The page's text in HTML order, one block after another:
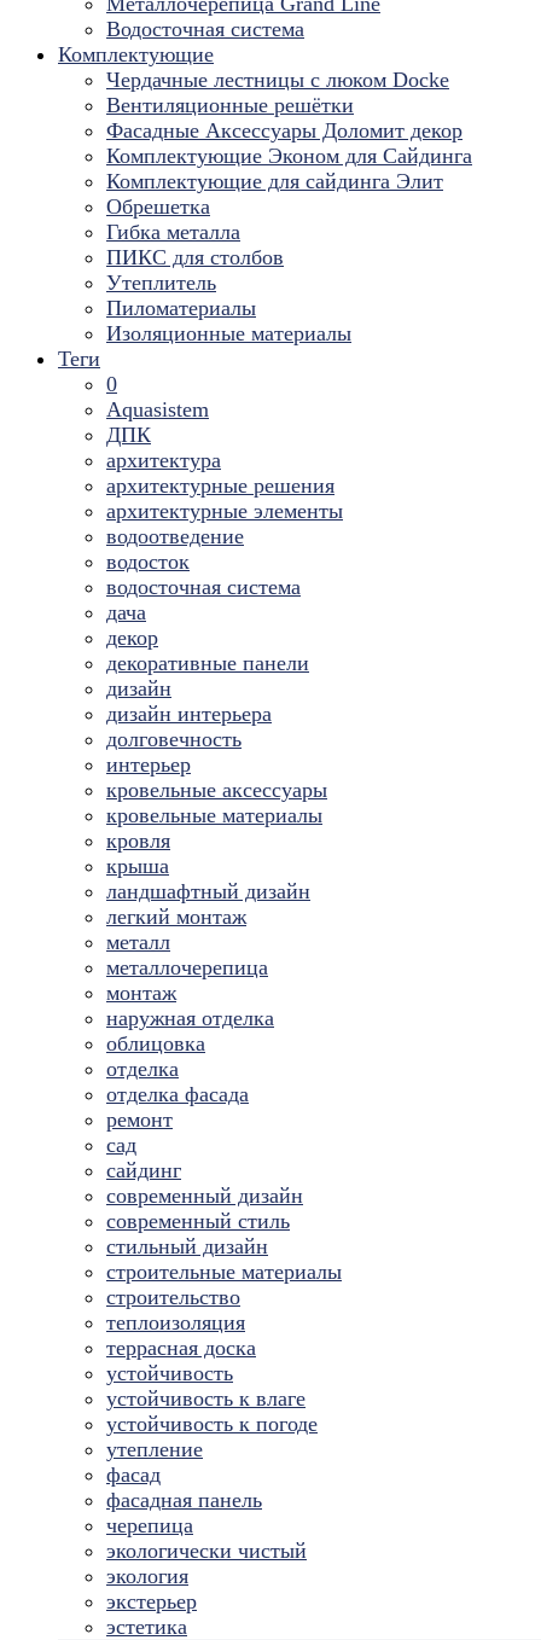
Водосточная система
Комплектующие
Чердачные лестницы с люком Docke
Вентиляционные решётки
Фасадные Аксессуары Доломит декор
Комплектующие Эконом для Сайдинга
Комплектующие для cайдинга Элит
Обрешетка
Гибка металла
ПИКС для столбов
Утеплитель
Пиломатериалы
Изоляционные материалы
Теги
0
Aquasistem
ДПК
архитектура
архитектурные решения
архитектурные элементы
водоотведение
водосток
водосточная система
дача
декор
декоративные панели
дизайн
дизайн интерьера
долговечность
интерьер
кровельные аксессуары
кровельные материалы
кровля
крыша
ландшафтный дизайн
легкий монтаж
металл
металлочерепица
монтаж
наружная отделка
облицовка
отделка
отделка фасада
ремонт
сад
сайдинг
современный дизайн
современный стиль
стильный дизайн
строительные материалы
строительство
теплоизоляция
террасная доска
устойчивость
устойчивость к влаге
устойчивость к погоде
утепление
фасад
фасадная панель
черепица
экологически чистый
экология
экстерьер
эстетика